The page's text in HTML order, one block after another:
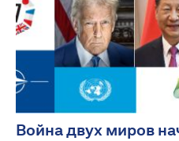
Война двух миров